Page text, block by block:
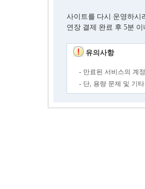
사이트를 다시 운영하시
연장 결제 완료 후 5분
유의사항
- 만료된 서비스의 계
- 단, 용량 문제 및 기